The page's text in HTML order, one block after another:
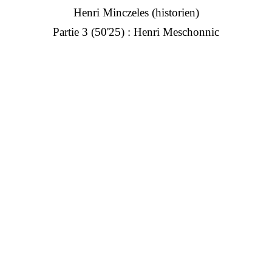
Henri Minczeles (historien)
Partie 3 (50'25) : Henri Meschonnic